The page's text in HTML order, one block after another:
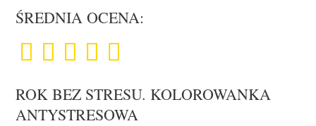
ŚREDNIA OCENA:
ROK BEZ STRESU. KOLOROWANKA
ANTYSTRESOWA